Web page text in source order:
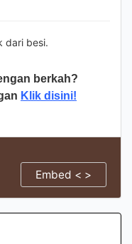
dari besi.
berkah?
Klik disini!
Embed < >